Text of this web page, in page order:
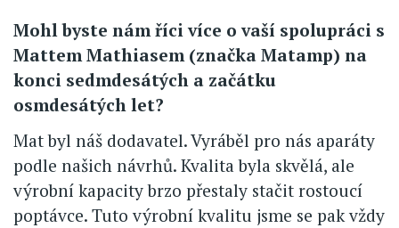
Mohl byste nám říci více o vaší spolupráci s
Mattem Mathiasem (značka Matamp) na
konci sedmdesátých a začátku
osmdesátých let?
Mat byl náš dodavatel. Vyráběl pro nás aparáty
podle našich návrhů. Kvalita byla skvělá, ale
výrobní kapacity brzo přestaly stačit rostoucí
poptávce. Tuto výrobní kvalitu jsme se pak vždy